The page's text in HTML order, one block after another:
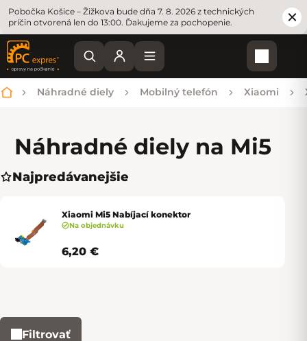
Pobočka Košice – Žižkova bude dňa 7. 8. 2026 z technických
príčin otvorená len do 13:00. Ďakujeme za pochopenie.
Domov
Náhradné diely Mobilný telefón Xiaomi
Náhradné diely na Mi5
Najpredávanejšie
Xiaomi Mi5 Nabíjací konektor
Na objednávku
6,20 €
Filtrovať